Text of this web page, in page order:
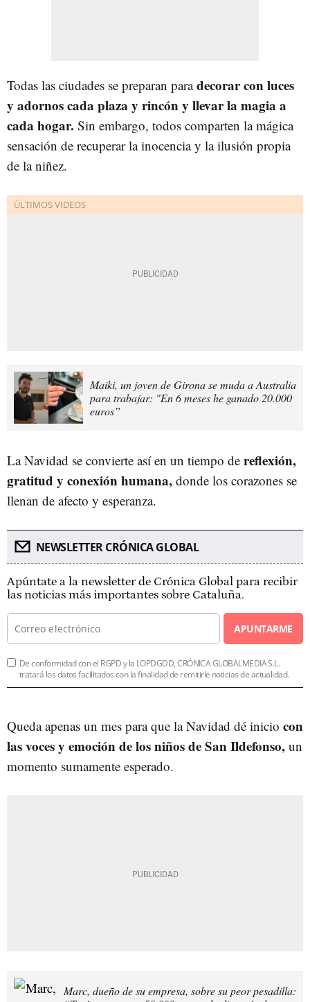
Todas las ciudades se preparan paradecorar con luces
y adornos cada plaza y rincón y llevar la magia a
cada hogar. Sin embargo, todos comparten la mágica
sensación de recuperar la inocencia y la ilusión propia
de la niñez.
Maiki, un joven de Girona se muda a Australia
para trabajar: "En 6 meses he ganado 20.000
euros”
La Navidad se convierte así en un tiempo de reflexión,
gratitud y conexión humana, donde los corazones se
llenan de afecto y esperanza.
NEWSLETTER CRÓNICA GLOBAL
Apúntate a la newsletter de Crónica Global para recibir
las noticias más importantes sobre Cataluña.
APUNTARME
De conformidad con el RGPD y la LOPDGDD, CRÓNICA GLOBALMEDIA S.L.
tratará los datos facilitados con la finalidad de remitirle noticias de actualidad.
Queda apenas un mes para que la Navidad dé inicio con
las voces y emoción de los niños de San Ildefonso, un
momento sumamente esperado.
Marc, dueño de su empresa, sobre su peor pesadilla: